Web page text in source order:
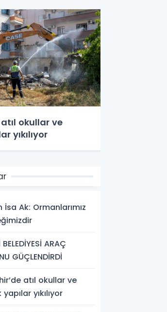
okullar ve
yıkılıyor
İsa Ak: Ormanlarımız
BELEDİYESİ ARAÇ
GÜÇLENDİRDİ
atıl okullar ve
yıkılıyor